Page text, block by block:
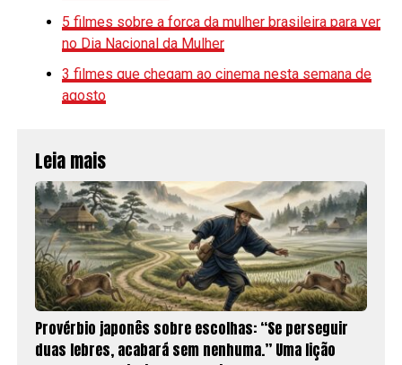
5 filmes sobre a força da mulher brasileira para ver
no Dia Nacional da Mulher
3 filmes que chegam ao cinema nesta semana de
agosto
Leia mais
Provérbio japonês sobre escolhas: “Se perseguir
duas lebres, acabará sem nenhuma.” Uma lição